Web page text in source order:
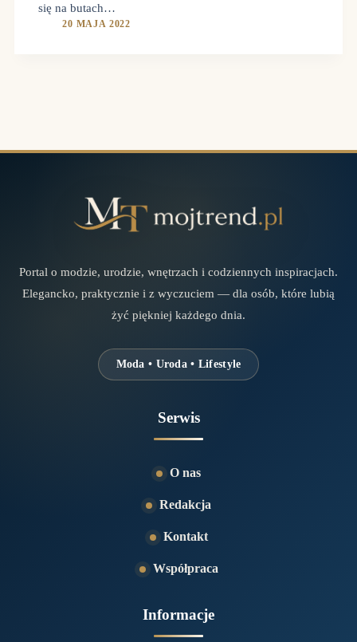
się na butach…
20 MAJA 2022
Portal o modzie, urodzie, wnętrzach i codziennych inspiracjach.
Elegancko, praktycznie i z wyczuciem — dla osób, które lubią
żyć piękniej każdego dnia.
Moda • Uroda • Lifestyle
Serwis
O nas
Redakcja
Kontakt
Współpraca
Informacje